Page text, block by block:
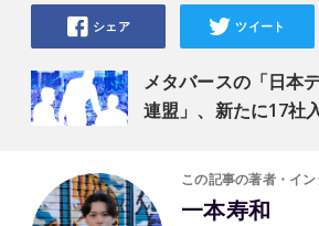
メタバースの「日本
連盟」、新たに17社
シェア ツイート
この記事の著者・イ
一本寿和